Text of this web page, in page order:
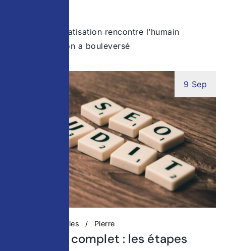
Quand l’automatisation rencontre l’humain
L’automatisation a bouleversé
9 Sep
Actualités digitales Pierre
Audit SEO complet : les étapes